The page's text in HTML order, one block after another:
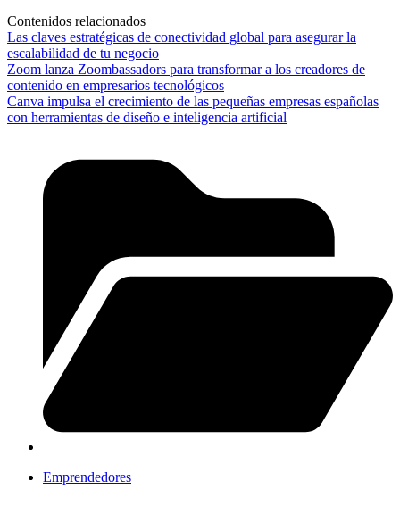
Contenidos relacionados
Las claves estratégicas de conectividad global para asegurar la
escalabilidad de tu negocio
Zoom lanza Zoombassadors para transformar a los creadores de
contenido en empresarios tecnológicos
Canva impulsa el crecimiento de las pequeñas empresas españolas
con herramientas de diseño e inteligencia artificial
Emprendedores